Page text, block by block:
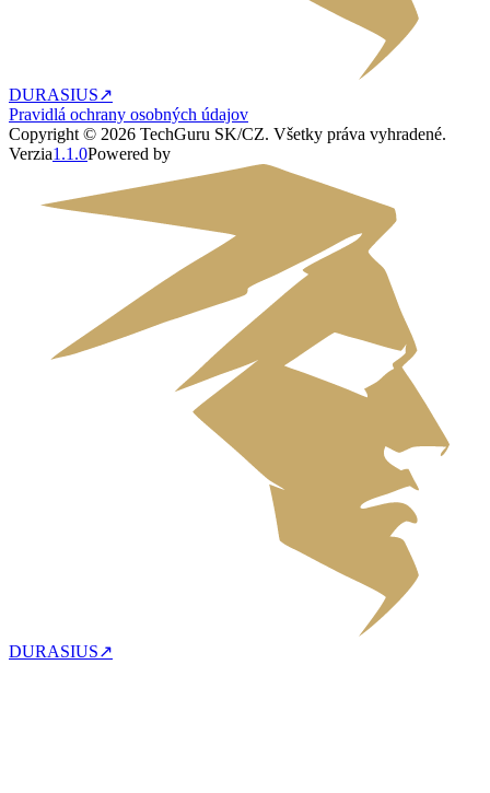
DURASIUS↗
Pravidlá ochrany osobných údajov
Copyright © 2026 TechGuru SK/CZ. Všetky práva vyhradené.
Verzia1.1.0Powered by
DURASIUS↗